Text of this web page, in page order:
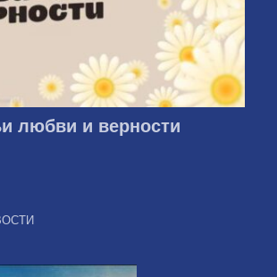
любви и верности